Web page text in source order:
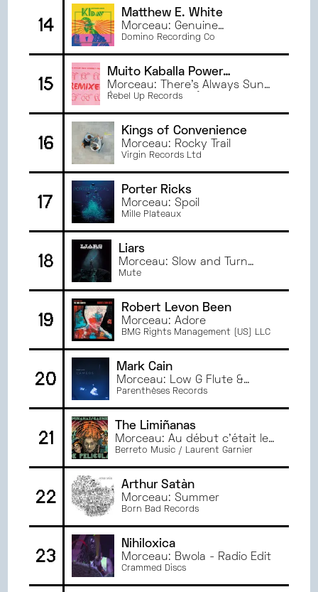
14
Matthew E. White
Morceau: Genuine
Hesitation
Domino Recording Co
15
Muito Kaballa Power
Ensemble
Morceau: There’s Always Sun
(DJ Flavya Remix)
Rebel Up Records
16
Kings of Convenience
Morceau: Rocky Trail
Virgin Records Ltd
17
Porter Ricks
Morceau: Spoil
Mille Plateaux
18
Liars
Morceau: Slow and Turn
Inward
Mute
19
Robert Levon Been
Morceau: Adore
BMG Rights Management (US) LLC
20
Mark Cain
Morceau: Low G Flute &
Berimbau
Parenthèses Records
21
The Limiñanas
Morceau: Au début c'était le
début
Berreto Music / Laurent Garnier
22
Arthur Satàn
Morceau: Summer
Born Bad Records
23
Nihiloxica
Morceau: Bwola - Radio Edit
Crammed Discs